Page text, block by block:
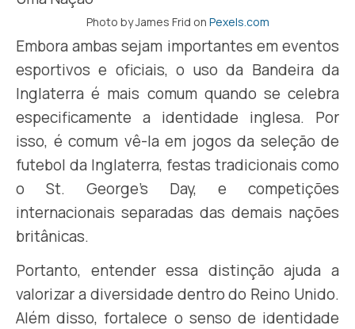
Photo by James Frid on Pexels.com
Embora ambas sejam importantes em eventos
esportivos e oficiais, o uso da Bandeira da
Inglaterra é mais comum quando se celebra
especificamente a identidade inglesa. Por
isso, é comum vê-la em jogos da seleção de
futebol da Inglaterra, festas tradicionais como
o St. George’s Day, e competições
internacionais separadas das demais nações
britânicas.
Portanto, entender essa distinção ajuda a
valorizar a diversidade dentro do Reino Unido.
Além disso, fortalece o senso de identidade